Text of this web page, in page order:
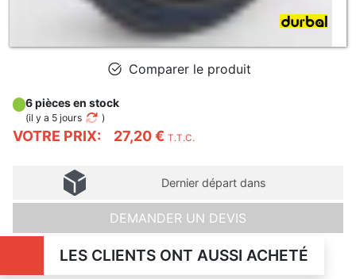
Comparer le produit
VOTRE PRIX: 27,20 € T.T.C.
6 pièces en stock
(il y a 5 jours )
Dernier départ dans
DEMANDER UN DEVIS
LES CLIENTS ONT AUSSI ACHETÉ